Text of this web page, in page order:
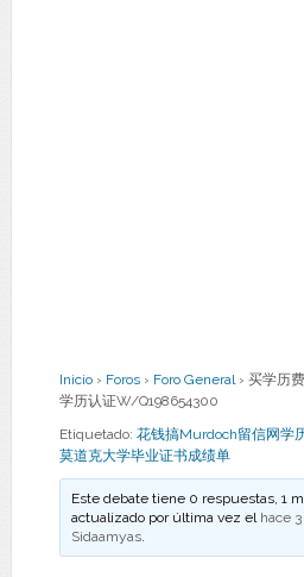
Inicio › Foros › Foro General › 买学历
学历认证W/Q198654300
Etiquetado: 花钱搞Murdoch留信网学
莫道克大学毕业证书成绩单
Este debate tiene 0 respuestas, 1
actualizado por última vez el hace
Sidaamyas.